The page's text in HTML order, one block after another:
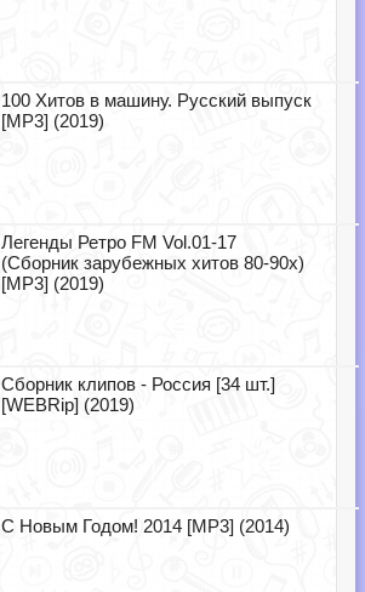
100 Хитов в машину. Русский выпуск
[MP3] (2019)
Легенды Ретро FM Vol.01-17
(Сборник зарубежных хитов 80-90х)
[MP3] (2019)
Сборник клипов - Россия [34 шт.]
[WEBRip] (2019)
С Новым Годом! 2014 [MP3] (2014)